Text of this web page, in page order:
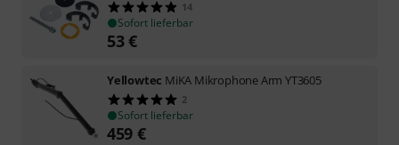
14
Sofort lieferbar
53€
Yellowtec MiKA Mikrophone Arm YT3605
2
Sofort lieferbar
459 €